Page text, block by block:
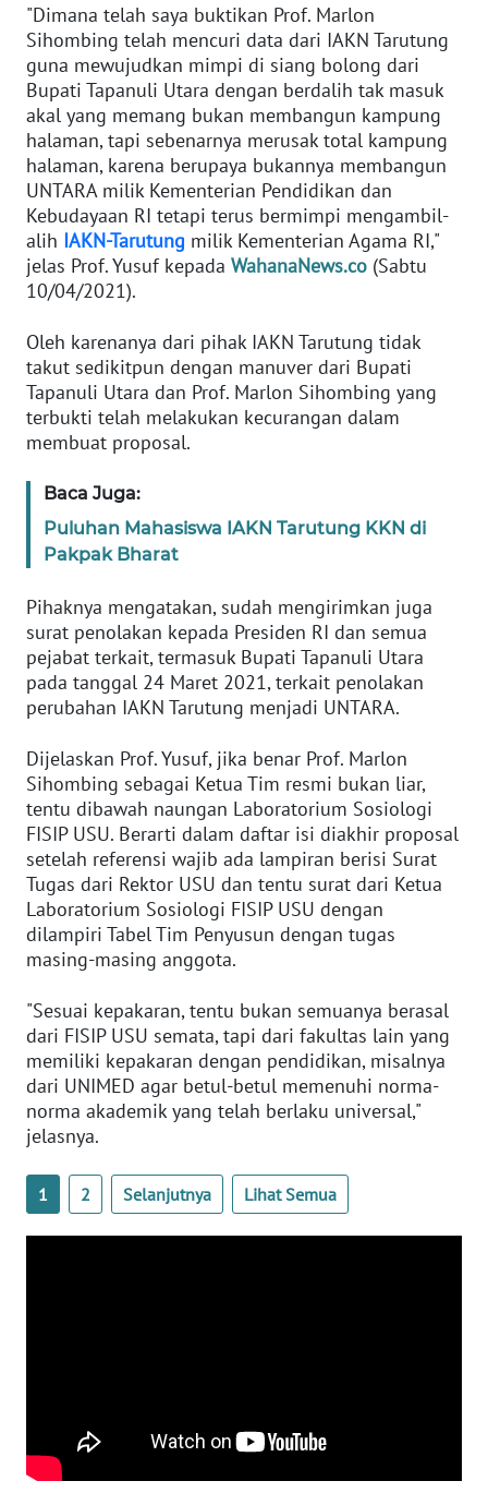
"Dimana telah saya buktikan Prof. Marlon
Sihombing telah mencuri data dari IAKN Tarutung
guna mewujudkan mimpi di siang bolong dari
Bupati Tapanuli Utara dengan berdalih tak masuk
akal yang memang bukan membangun kampung
halaman, tapi sebenarnya merusak total kampung
halaman, karena berupaya bukannya membangun
UNTARA milik Kementerian Pendidikan dan
Kebudayaan RI tetapi terus bermimpi mengambil-
alih IAKN-Tarutung milik Kementerian Agama RI,"
jelas Prof. Yusuf kepada WahanaNews.co (Sabtu
10/04/2021).
Oleh karenanya dari pihak IAKN Tarutung tidak
takut sedikitpun dengan manuver dari Bupati
Tapanuli Utara dan Prof. Marlon Sihombing yang
terbukti telah melakukan kecurangan dalam
membuat proposal.
Baca Juga:
Puluhan Mahasiswa IAKN Tarutung KKN di
Pakpak Bharat
Pihaknya mengatakan, sudah mengirimkan juga
surat penolakan kepada Presiden RI dan semua
pejabat terkait, termasuk Bupati Tapanuli Utara
pada tanggal 24 Maret 2021, terkait penolakan
perubahan IAKN Tarutung menjadi UNTARA.
Dijelaskan Prof. Yusuf, jika benar Prof. Marlon
Sihombing sebagai Ketua Tim resmi bukan liar,
tentu dibawah naungan Laboratorium Sosiologi
FISIP USU. Berarti dalam daftar isi diakhir proposal
setelah referensi wajib ada lampiran berisi Surat
Tugas dari Rektor USU dan tentu surat dari Ketua
Laboratorium Sosiologi FISIP USU dengan
dilampiri Tabel Tim Penyusun dengan tugas
masing-masing anggota.
"Sesuai kepakaran, tentu bukan semuanya berasal
dari FISIP USU semata, tapi dari fakultas lain yang
memiliki kepakaran dengan pendidikan, misalnya
dari UNIMED agar betul-betul memenuhi norma-
norma akademik yang telah berlaku universal,"
jelasnya.
1 2 Selanjutnya Lihat Semua
WN
PAPUA
BARAT
WN
RIAU
WN
SERAMBI
WN
WN
SULTRA
WN
WN
SULTENG
WN
SULBAR
WN
BABEL
WN
SUMBAR
WN
SUMSEL
WN
BENGKULU
WN
LAMPUNG
WN
JATENG
WN
NUSANTARA